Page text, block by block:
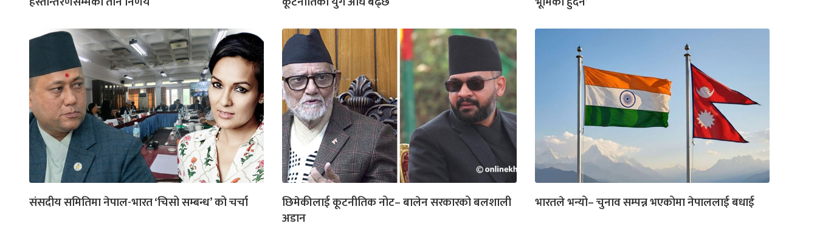
संसदीय समितिमा नेपाल-भारत ‘चिसो सम्बन्ध’ को चर्चा
छिमेकीलाई कूटनीतिक नोट– बालेन सरकारको बलशाली
अडान
भारतले भन्यो– चुनाव सम्पन्न भएकोमा नेपाललाई बधाई